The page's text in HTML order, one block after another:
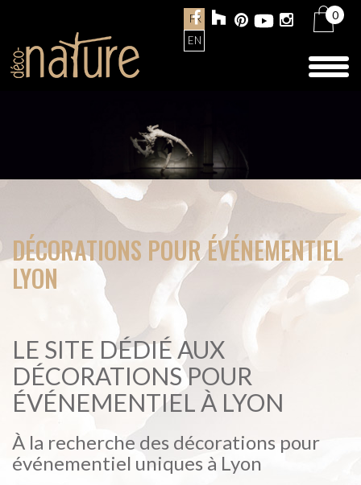
FR
EN
0
DÉCORATIONS POUR ÉVÉNEMENTIEL
LYON
LE SITE DÉDIÉ AUX
DÉCORATIONS POUR
ÉVÉNEMENTIEL À LYON
À la recherche des décorations pour
événementiel uniques à Lyon